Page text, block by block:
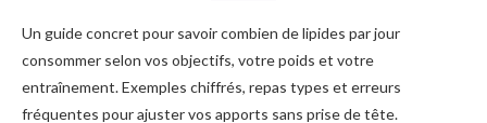
Un guide concret pour savoir combien de lipides par jour
consommer selon vos objectifs, votre poids et votre
entraînement. Exemples chiffrés, repas types et erreurs
fréquentes pour ajuster vos apports sans prise de tête.